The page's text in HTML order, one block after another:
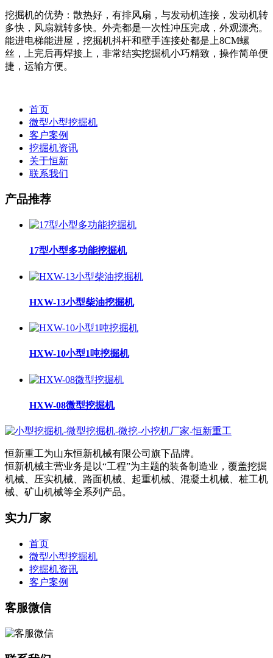
挖掘机的优势：散热好，有排风扇，与发动机连接，发动机转
多快，风扇就转多快。外壳都是一次性冲压完成，外观漂亮。
能进电梯能进屋，挖掘机抖杆和壁手连接处都是上8CM螺
丝，上完后再焊接上，非常结实挖掘机小巧精致，操作简单便
捷，运输方便。
首页
微型小型挖掘机
客户案例
挖掘机资讯
关于恒新
联系我们
产品推荐
17型小型多功能挖掘机
HXW-13小型柴油挖掘机
HXW-10小型1吨挖掘机
HXW-08微型挖掘机
恒新重工为山东恒新机械有限公司旗下品牌。
恒新机械主营业务是以“工程”为主题的装备制造业，覆盖挖掘
机械、压实机械、路面机械、起重机械、混凝土机械、桩工机
械、矿山机械等全系列产品。
实力厂家
首页
微型小型挖掘机
挖掘机资讯
客户案例
客服微信